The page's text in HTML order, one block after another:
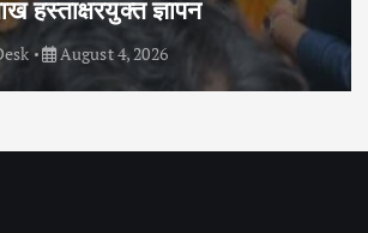
हस्ताक्षरयुक्त ज्ञापन
August 4, 2026